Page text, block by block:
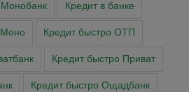
Монобанк Кредит в банке
Моно Кредит быстро ОТП
Кредит быстро Приват
Кредит быстро Ощадбанк